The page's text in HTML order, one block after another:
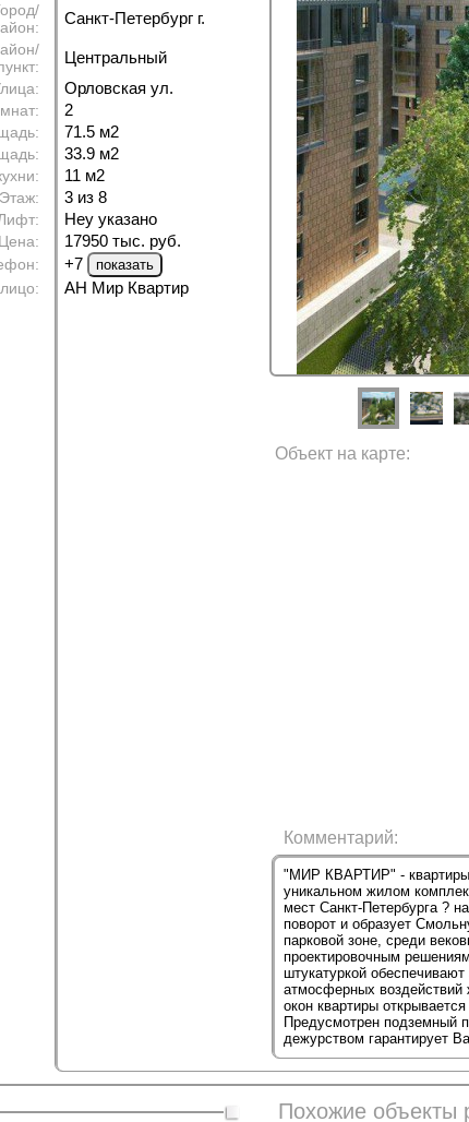
Санкт-Петербург г.
Центральный
Орловская ул.
2
71.5 м2
33.9 м2
11 м2
Этаж: 3 из 8
Неу указано
Цена: 17950 тыс. руб.
+7
АН Мир Квартир
Объект на карте:
"МИР КВАРТИР" - квартиры
уникальном жилом
мест Санкт-Петербурга ?
поворот и образует
парковой зоне, среди
проектировочным
штукатуркой
атмосферных
окон квартиры
Предусмотрен подземный
дежурством гарантирует
Комментарий:
Похожие объекты